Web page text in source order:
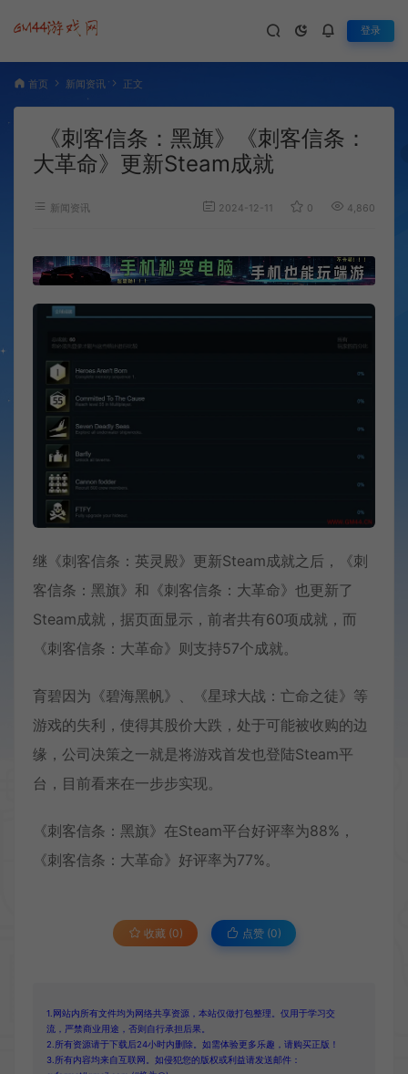
登录
首页 新闻资讯 正文
《刺客信条：黑旗》《刺客信条：
大革命》更新Steam成就
新闻资讯 2024-12-11 0 4,860
继《刺客信条：英灵殿》更新Steam成就之后，《刺
客信条：黑旗》和《刺客信条：大革命》也更新了
Steam成就，据页面显示，前者共有60项成就，而
《刺客信条：大革命》则支持57个成就。
育碧因为《碧海黑帆》、《星球大战：亡命之徒》等
游戏的失利，使得其股价大跌，处于可能被收购的边
缘，公司决策之一就是将游戏首发也登陆Steam平
台，目前看来在一步步实现。
《刺客信条：黑旗》在Steam平台好评率为88%，
《刺客信条：大革命》好评率为77%。
收藏 (0) 点赞 (0)
1.网站内所有文件均为网络共享资源，本站仅做打包整理。仅用于学习交
流，严禁商业用途，否则自行承担后果。
2.所有资源请于下载后24小时内删除。如需体验更多乐趣，请购买正版！
3.所有内容均来自互联网。如侵犯您的版权或利益请发送邮件：